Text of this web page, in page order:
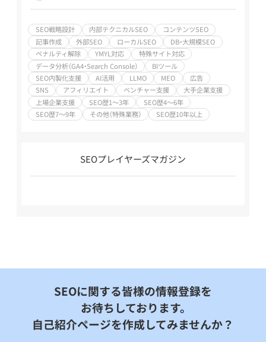
SEO戦略設計 内部テクニカルSEO
コンテンツSEO
記事作成
外部SEO ローカルSEO
DB・大規模SEO
ペナルティ解除
YMYL対応
特殊サイト対応
データ分析（GA4・Search Console）
BIツール
SEO内製化支援
AI活用 LLMO MEO
広告
SNS
アフィリエイト ベンチャー支援
大手企業支援
上場企業支援
SEO歴1～3年
SEO歴4～6年
SEO歴7～9年
その他（特殊業務） SEO歴10年以上
SEOプレイヤーズマガジン
SEOに関する皆様の情報登録を
お待ちしております。
自己紹介ページを作成してみませんか？